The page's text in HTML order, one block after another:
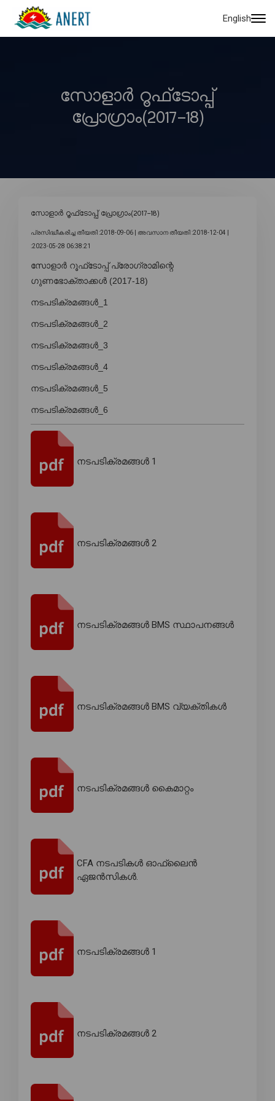
English
സോളാർ റൂഫ്‌ടോപ്പ്
പ്രോഗ്രാം(2017-18)
സോളാർ റൂഫ്‌ടോപ്പ് പ്രോഗ്രാം(2017-18)
പ്രസിദ്ധീകരിച്ച തീയതി :2018-09-06 | അവസാന തീയതി :2018-12-04 |
:2023-05-28 06:38:21
സോളാർ റൂഫ്‌ടോപ്പ് പ്രോഗ്രാമിന്റെ
ഗുണഭോക്താക്കൾ (2017-18)
നടപടിക്രമങ്ങൾ_1
നടപടിക്രമങ്ങൾ_2
നടപടിക്രമങ്ങൾ_3
നടപടിക്രമങ്ങൾ_4
നടപടിക്രമങ്ങൾ_5
നടപടിക്രമങ്ങൾ_6
നടപടിക്രമങ്ങൾ 1
നടപടിക്രമങ്ങൾ 2
നടപടിക്രമങ്ങൾ BMS സ്ഥാപനങ്ങൾ
നടപടിക്രമങ്ങൾ BMS വ്യക്തികൾ
നടപടിക്രമങ്ങൾ കൈമാറ്റം
CFA നടപടികൾ ഓഫ്‌ലൈൻ
ഏജൻസികൾ.
നടപടിക്രമങ്ങൾ 1
നടപടിക്രമങ്ങൾ 2